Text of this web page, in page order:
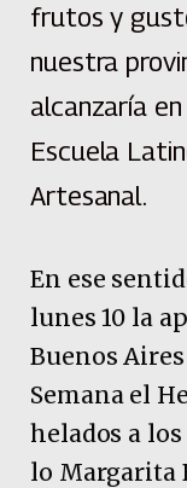
frutos y
nuestra
alcanzaría
Escuela
Artesanal.
En ese
lunes 10 la
Buenos
Semana el
helados a
lo Margarita